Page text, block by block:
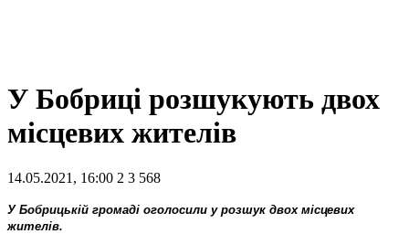
У Бобриці розшукують двох
місцевих жителів
14.05.2021, 16:00 2 3 568
У Бобрицькій громаді оголосили у розшук двох місцевих
жителів.